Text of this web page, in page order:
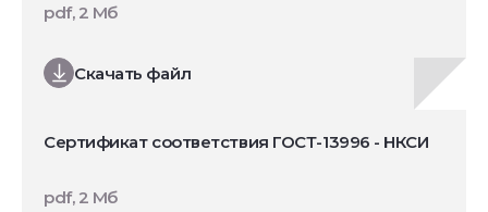
Скачать файл
pdf, 2 Мб
Сертификат соответствия ГОСТ-13996 - НКСИ
pdf, 2 Мб